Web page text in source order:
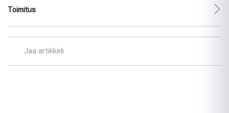
Toimitus
Jaa artikkeli